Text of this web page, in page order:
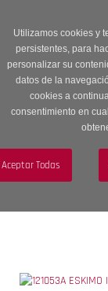
Utilizamos cookies y
persistentes, para
personalizar su
datos de la
cookies a
consentimiento en
descuento
navigation
Menú